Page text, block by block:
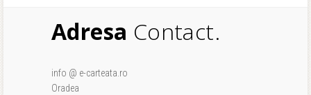
Adresa Contact.
info @ e-carteata.ro
Oradea